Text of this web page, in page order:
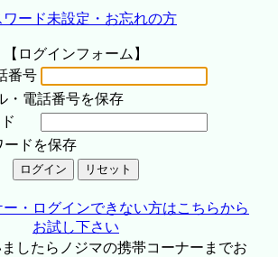
ワード未設定・お忘れの方
【ログインフォーム】
番号
・電話番号を保存
ードを保存
・ログインできない方はこちらから
お試し下さい
したらノジマの携帯コーナーまでお